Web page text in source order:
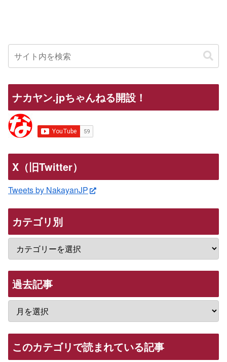
ナカヤン.jpちゃんねる開設！
X（旧Twitter）
Tweets by NakayanJP
カテゴリ別
過去記事
このカテゴリで読まれている記事